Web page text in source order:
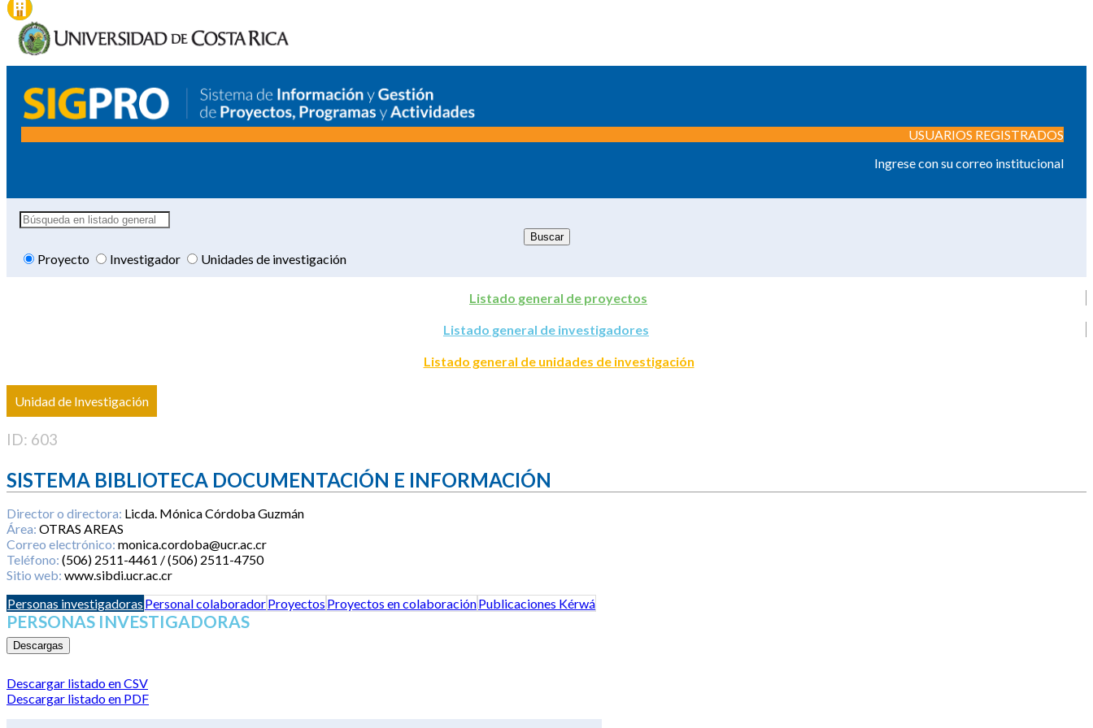
USUARIOS REGISTRADOS
Ingrese con su correo institucional
Proyecto Investigador Unidades de investigación
Listado general de proyectos
Listado general de investigadores
Listado general de unidades de investigación
Unidad de Investigación
ID: 603
SISTEMA BIBLIOTECA DOCUMENTACIÓN E INFORMACIÓN
Director o directora: Licda. Mónica Córdoba Guzmán
Área: OTRAS AREAS
Correo electrónico: monica.cordoba@ucr.ac.cr
Teléfono: (506) 2511-4461 / (506) 2511-4750
Sitio web: www.sibdi.ucr.ac.cr
Personas investigadoras Personal colaboradorProyectos Proyectos en colaboraciónPublicaciones Kérwá
PERSONAS INVESTIGADORAS
Descargas
Descargar listado en CSV
Descargar listado en PDF